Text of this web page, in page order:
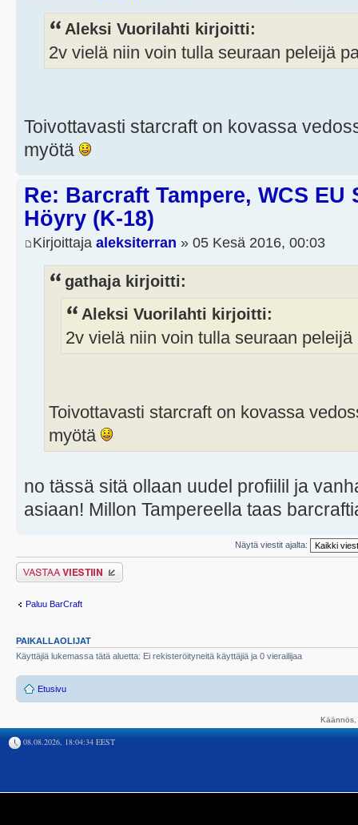
Aleksi Vuorilahti kirjoitti:
2v vielä niin voin tulla seuraan peleijä
Toivottavasti starcraft on kovassa
myötä
Re: Barcraft Tampere, WCS EU
Höyry (K-18)
Kirjoittaja aleksiterran » 05 Kesä 2016, 00:03
gathaja kirjoitti:
Aleksi Vuorilahti kirjoitti:
2v vielä niin voin tulla seuraan
Toivottavasti starcraft on kovassa
myötä
no tässä sitä ollaan uudel profiilil ja
asiaan! Millon Tampereella taas
Näytä viestit ajalta:
Lähetä vastaus
Paluu BarCraft
PAIKALLAOLIJAT
Käyttäjiä lukemassa tätä aluetta: Ei rekisteröityneitä käyttäjiä ja 0 vierailijaa
Etusivu
08.08.2026, 18:04:34 EEST